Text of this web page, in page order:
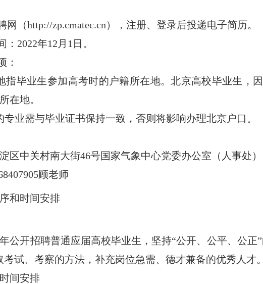
网（http://zp.cmatec.cn），注册、登录后投递电子简历。
2022年12月1日。
：
指毕业生参加高考时的户籍所在地。北京高校毕业生，
在地。
专业需与毕业证书保持一致，否则将影响办理北京户口。
区中关村南大街46号国家气象中心党委办公室（人事处）
顾老师
和时间安排
公开招聘普通应届高校毕业生，坚持“公开、公平、公正
试、考察的方法，补充岗位急需、德才兼备的优秀人才。
间安排